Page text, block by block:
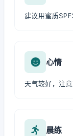
建议用蜜质
心情
天气较好，注
晨练